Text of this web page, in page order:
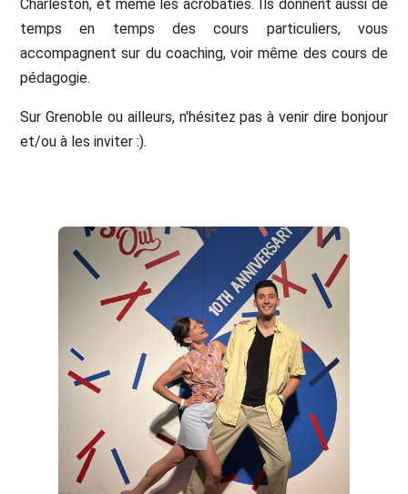
Charleston, et même les acrobaties. Ils donnent aussi de
temps en temps des cours particuliers, vous
accompagnent sur du coaching, voir même des cours de
pédagogie.
Sur Grenoble ou ailleurs, n'hésitez pas à venir dire bonjour
et/ou à les inviter :).